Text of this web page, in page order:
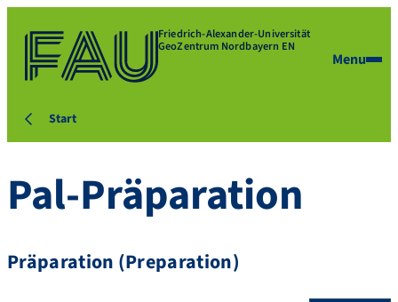
Friedrich-Alexander-Universität
GeoZentrum Nordbayern EN
Menu
Start
Pal-Präparation
Präparation (Preparation)